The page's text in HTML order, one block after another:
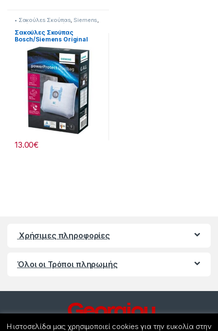
• Σακούλεs Σκούπαs, Siemens,
Σκούπισμα & Καθάρισμα
Σακούλες Σκούπας
Bosch/Siemens Original
VZ41FGAL 23219027
13.00€
Χρήσιμες πληροφορίες
Όλοι οι Τρόποι πληρωμής
Η ιστοσελίδα μας χρησιμοποιεί cookies για την ευκολία στην